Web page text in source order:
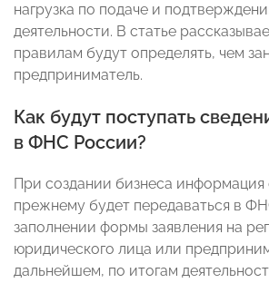
нагрузка по подаче и
деятельности. В статье
правилам будут определять, чем
предприниматель.
Как будут поступать
в ФНС России?
При создании бизнеса
прежнему будет передаваться в
заполнении формы заявления на
юридического лица или
дальнейшем, по итогам